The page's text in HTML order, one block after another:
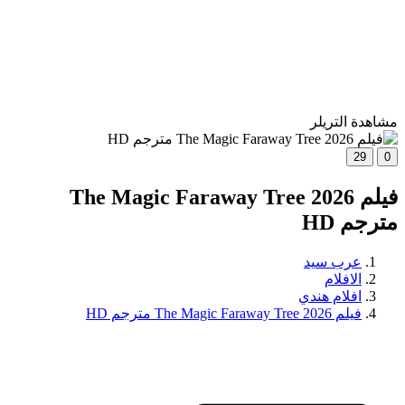
مشاهدة التريلر
0
29
فيلم The Magic Faraway Tree 2026
مترجم HD
عرب سيد
الافلام
افلام هندي
فيلم The Magic Faraway Tree 2026 مترجم HD